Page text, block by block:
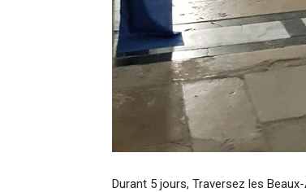
Durant 5 jours, Traversez les